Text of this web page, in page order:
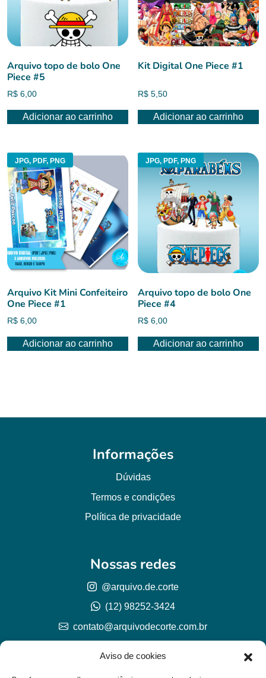
Aviso de cookies
Arquivo topo de bolo One
Piece #5
R$ 6,00
Adicionar ao carrinho
Kit Digital One Piece #1
R$ 5,50
Adicionar ao carrinho
JPG, PDF, PNG
Arquivo Kit Mini Confeiteiro
One Piece #1
R$ 6,00
Adicionar ao carrinho
JPG, PDF, PNG
Arquivo topo de bolo One
Piece #4
R$ 6,00
Adicionar ao carrinho
Informações
Dúvidas
Termos e condições
Política de privacidade
Nossas redes
@arquivo.de.corte
(12) 98252-3424
contato@arquivodecorte.com.br